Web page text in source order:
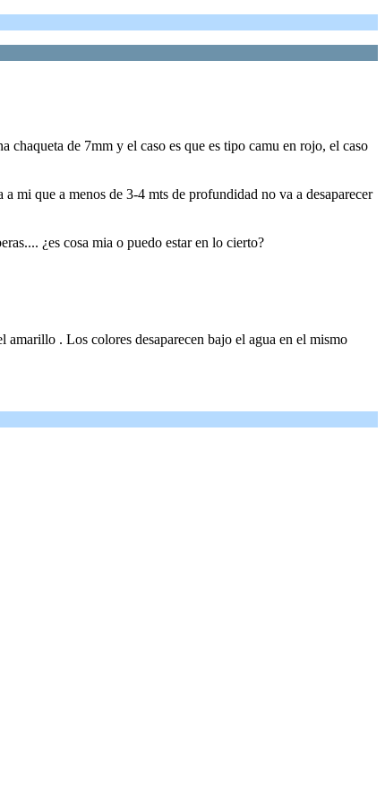
chaqueta de 7mm y el caso es que es tipo camu en rojo, el caso
mi que a menos de 3-4 mts de profundidad no va a desaparecer
¿es cosa mia o puedo estar en lo cierto?
. Los colores desaparecen bajo el agua en el mismo